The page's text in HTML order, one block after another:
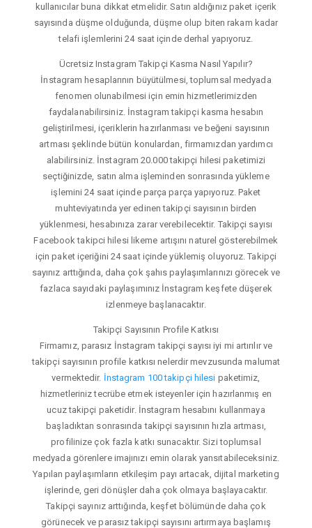
kullanıcılar buna dikkat etmelidir. Satın aldığınız paket içerik
sayısında düşme olduğunda, düşme olup biten rakam kadar
telafi işlemlerini 24 saat içinde derhal yapıyoruz.
Ücretsiz Instagram Takipçi Kasma Nasıl Yapılır?
İnstagram hesaplarının büyütülmesi, toplumsal medyada
fenomen olunabilmesi için emin hizmetlerimizden
faydalanabilirsiniz. İnstagram takipçi kasma hesabın
geliştirilmesi, içeriklerin hazırlanması ve beğeni sayısının
artması şeklinde bütün konulardan, firmamızdan yardımcı
alabilirsiniz. İnstagram 20.000 takipçi hilesi paketimizi
seçtiğinizde, satın alma işleminden sonrasında yükleme
işlemini 24 saat içinde parça parça yapıyoruz. Paket
muhteviyatında yer edinen takipçi sayısının birden
yüklenmesi, hesabınıza zarar verebilecektir. Takipçi sayısı
Facebook takipci hilesi likeme artışını naturel gösterebilmek
için paket içeriğini 24 saat içinde yüklemiş oluyoruz. Takipçi
sayınız arttığında, daha çok şahıs paylaşımlarınızı görecek ve
fazlaca sayıdaki paylaşımınız İnstagram keşfete düşerek
izlenmeye başlanacaktır.
Takipçi Sayısının Profile Katkısı
Firmamız, parasız İnstagram takipçi sayısı iyi mi artırılır ve
takipçi sayısının profile katkısı nelerdir mevzusunda malumat
vermektedir. İnstagram 100 takipçi hilesi paketimiz,
hizmetleriniz tecrübe etmek isteyenler için hazırlanmış en
ucuz takipçi paketidir. İnstagram hesabını kullanmaya
başladıktan sonrasında takipçi sayısının hızla artması,
profilinize çok fazla katkı sunacaktır. Sizi toplumsal
medyada görenlere imajınızı emin olarak yansıtabileceksiniz.
Yapılan paylaşımların etkileşim payı artacak, dijital marketing
işlerinde, geri dönüşler daha çok olmaya başlayacaktır.
Takipçi sayınız arttığında, keşfet bölümünde daha çok
görünecek ve parasız takipçi sayısını artırmaya başlamış